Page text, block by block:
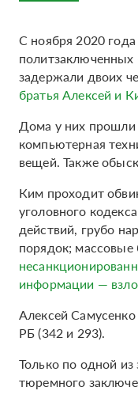
С ноября 2020
задержали двоих
братья Алексей и
Дома у них прошли
компьютерная
вещей. Также
Ким проходит
уголовного
действий, грубо
порядок; массовые
информации —
Алексей
РБ (342 и 293).
Только по одной из
тюремного